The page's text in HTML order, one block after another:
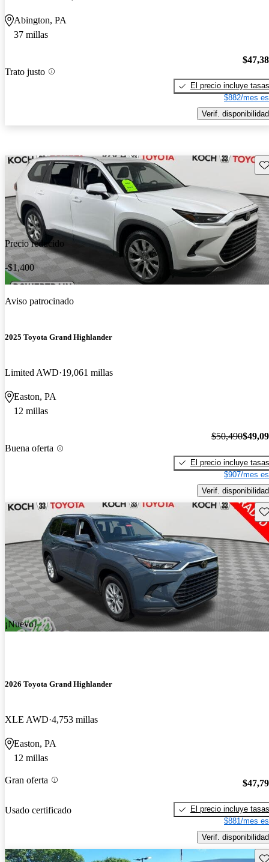
Abington, PA
37 millas
Trato justo
El precio incluye tasas
$882/mes
Verif. disponibilidad
Precio reducido
-$1,400
Aviso patrocinado
2025 Toyota Grand Highlander
Limited AWD 19,061 millas
Easton, PA
12 millas
Buena oferta
$50,490
El precio incluye tasas
$907/mes
Verif. disponibilidad
¡Nuevo!
2026 Toyota Grand Highlander
XLE AWD 4,753 millas
Easton, PA
12 millas
Gran oferta
Usado certificado
El precio incluye tasas
$881/mes
Verif. disponibilidad